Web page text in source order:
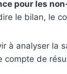
pour les
le bilan, le
à analyser la
compte de